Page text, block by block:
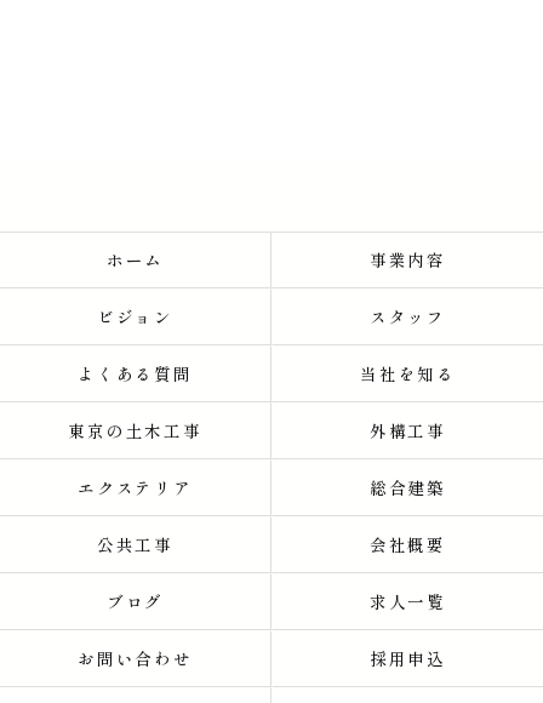
ホーム 事業内容
ビジョン スタッフ
よくある質問 当社を知る
東京の土木工事 外構工事
エクステリア 総合建築
公共工事 会社概要
ブログ 求人一覧
お問い合わせ 採用申込